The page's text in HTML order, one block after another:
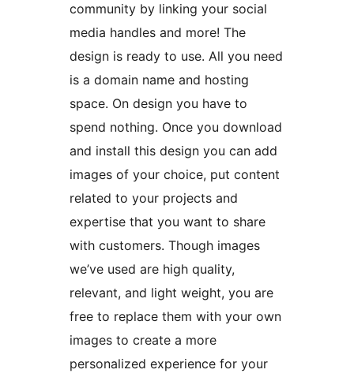
community by linking your social
media handles and more! The
design is ready to use. All you need
is a domain name and hosting
space. On design you have to
spend nothing. Once you download
and install this design you can add
images of your choice, put content
related to your projects and
expertise that you want to share
with customers. Though images
we’ve used are high quality,
relevant, and light weight, you are
free to replace them with your own
images to create a more
personalized experience for your